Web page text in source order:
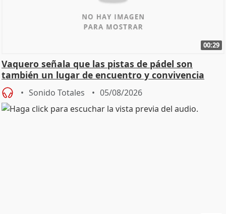
00:29
Vaquero señala que las pistas de pádel son
también un lugar de encuentro y convivencia
Sonido Totales 05/08/2026